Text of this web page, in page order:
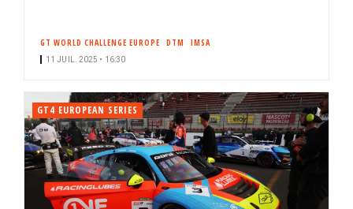
GT WORLD CHALLENGE EUROPE DTM IMSA
11 JUIL. 2025 • 16:30
GT4 EUROPEAN SERIES